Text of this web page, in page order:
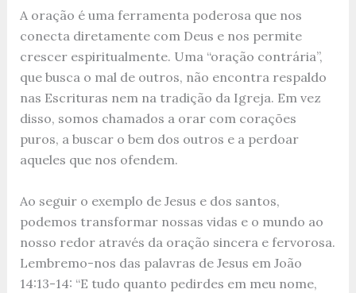
A oração é uma ferramenta poderosa que nos
conecta diretamente com Deus e nos permite
crescer espiritualmente. Uma “oração contrária”,
que busca o mal de outros, não encontra respaldo
nas Escrituras nem na tradição da Igreja. Em vez
disso, somos chamados a orar com corações
puros, a buscar o bem dos outros e a perdoar
aqueles que nos ofendem.
Ao seguir o exemplo de Jesus e dos santos,
podemos transformar nossas vidas e o mundo ao
nosso redor através da oração sincera e fervorosa.
Lembremo-nos das palavras de Jesus em João
14:13-14: “E tudo quanto pedirdes em meu nome,